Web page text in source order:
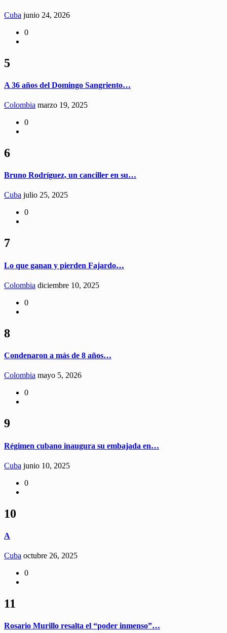
Cuba junio 24, 2026
0
5
A 36 años del Domingo Sangriento…
Colombia marzo 19, 2025
0
6
Bruno Rodríguez, un canciller en su…
Cuba julio 25, 2025
0
7
Lo que ganan y pierden Fajardo…
Colombia diciembre 10, 2025
0
8
Condenaron a más de 8 años…
Colombia mayo 5, 2026
0
9
Régimen cubano inaugura su embajada en…
Cuba junio 10, 2025
0
10
A
Cuba octubre 26, 2025
0
11
Rosario Murillo resalta el “poder inmenso”…